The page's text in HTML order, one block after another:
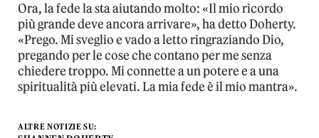
Ora, la fede la sta aiutando molto: «Il mio ricordo
più grande deve ancora arrivare», ha detto Doherty.
«Prego. Mi sveglio e vado a letto ringraziando Dio,
pregando per le cose che contano per me senza
chiedere troppo. Mi connette a un potere e a una
spiritualità più elevati. La mia fede è il mio mantra».
ALTRE NOTIZIE SU: